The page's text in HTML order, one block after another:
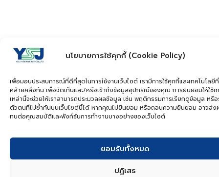
นโยบายการใช้คุกกี้ (Cookie Policy)
เพื่อมอบประสบการณ์ที่ดีที่สุดในการใช้งานเว็บไซต์ เรามีการใช้คุกกี้และเทคโนโลยีที่
คล้ายคลึงกัน เพื่อจัดเก็บและ/หรือเข้าถึงข้อมูลอุปกรณ์ของคุณ การยินยอมให้ใช้เ
เหล่านี้จะช่วยให้เราสามารถประมวลผลข้อมูล เช่น พฤติกรรมการเรียกดูข้อมูล หรื
ตัวตนที่ไม่ซ้ำกันบนเว็บไซต์นี้ได้ หากคุณไม่ยินยอม หรือถอนความยินยอม อาจส่ง
ทบต่อคุณสมบัติและฟังก์ชันการทำงานบางอย่างของเว็บไซต์
ยอมรับทั้งหมด
ปฏิเสธ